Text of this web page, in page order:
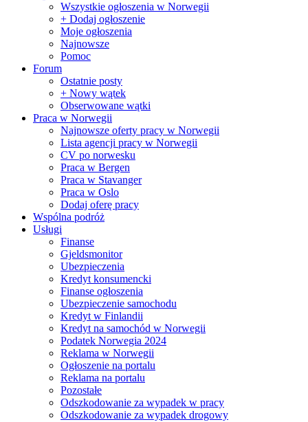
Wszystkie ogłoszenia w Norwegii
+ Dodaj ogłoszenie
Moje ogłoszenia
Najnowsze
Pomoc
Forum
Ostatnie posty
+ Nowy wątek
Obserwowane wątki
Praca w Norwegii
Najnowsze oferty pracy w Norwegii
Lista agencji pracy w Norwegii
CV po norwesku
Praca w Bergen
Praca w Stavanger
Praca w Oslo
Dodaj oferę pracy
Wspólna podróż
Usługi
Finanse
Gjeldsmonitor
Ubezpieczenia
Kredyt konsumencki
Finanse ogłoszenia
Ubezpieczenie samochodu
Kredyt w Finlandii
Kredyt na samochód w Norwegii
Podatek Norwegia 2024
Reklama w Norwegii
Ogłoszenie na portalu
Reklama na portalu
Pozostałe
Odszkodowanie za wypadek w pracy
Odszkodowanie za wypadek drogowy